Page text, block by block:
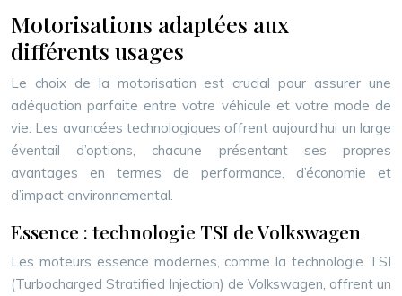
Motorisations adaptées aux
différents usages
Le choix de la motorisation est crucial pour assurer une
adéquation parfaite entre votre véhicule et votre mode de
vie. Les avancées technologiques offrent aujourd’hui un large
éventail d’options, chacune présentant ses propres
avantages en termes de performance, d’économie et
d’impact environnemental.
Essence : technologie TSI de Volkswagen
Les moteurs essence modernes, comme la technologie TSI
(Turbocharged Stratified Injection) de Volkswagen, offrent un